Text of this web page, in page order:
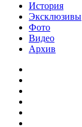
История
Эксклюзивы
Фото
Видео
Архив